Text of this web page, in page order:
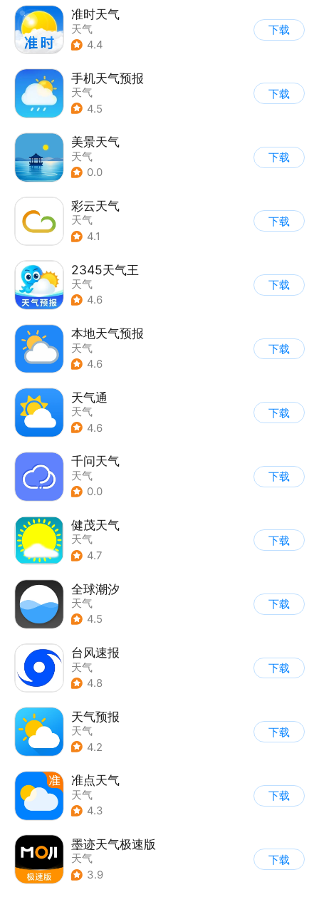
准时天气
天气
4.4
下载
手机天气预报
天气
4.5
下载
美景天气
天气
0.0
下载
彩云天气
天气
4.1
下载
2345天气王
天气
4.6
下载
本地天气预报
天气
4.6
下载
天气通
天气
4.6
下载
千问天气
天气
0.0
下载
健茂天气
天气
4.7
下载
全球潮汐
天气
4.5
下载
台风速报
天气
4.8
下载
天气预报
天气
4.2
下载
准点天气
天气
4.3
下载
墨迹天气极速版
天气
3.9
下载